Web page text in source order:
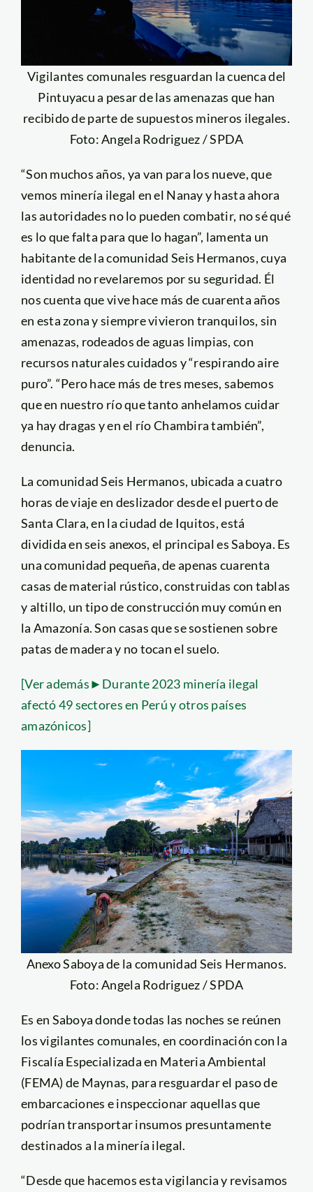
Vigilantes comunales resguardan la cuenca del
Pintuyacu a pesar de las amenazas que han
recibido de parte de supuestos mineros ilegales.
Foto: Angela Rodriguez / SPDA
“Son muchos años, ya van para los nueve, que
vemos minería ilegal en el Nanay y hasta ahora
las autoridades no lo pueden combatir, no sé qué
es lo que falta para que lo hagan”, lamenta un
habitante de la comunidad Seis Hermanos, cuya
identidad no revelaremos por su seguridad. Él
nos cuenta que vive hace más de cuarenta años
en esta zona y siempre vivieron tranquilos, sin
amenazas, rodeados de aguas limpias, con
recursos naturales cuidados y “respirando aire
puro”. “Pero hace más de tres meses, sabemos
que en nuestro río que tanto anhelamos cuidar
ya hay dragas y en el río Chambira también”,
denuncia.
La comunidad Seis Hermanos, ubicada a cuatro
horas de viaje en deslizador desde el puerto de
Santa Clara, en la ciudad de Iquitos, está
dividida en seis anexos, el principal es Saboya. Es
una comunidad pequeña, de apenas cuarenta
casas de material rústico, construidas con tablas
y altillo, un tipo de construcción muy común en
la Amazonía. Son casas que se sostienen sobre
patas de madera y no tocan el suelo.
[Ver además►Durante 2023 minería ilegal
afectó 49 sectores en Perú y otros países
amazónicos]
Anexo Saboya de la comunidad Seis Hermanos.
Foto: Angela Rodriguez / SPDA
Es en Saboya donde todas las noches se reúnen
los vigilantes comunales, en coordinación con la
Fiscalía Especializada en Materia Ambiental
(FEMA) de Maynas, para resguardar el paso de
embarcaciones e inspeccionar aquellas que
podrían transportar insumos presuntamente
destinados a la minería ilegal.
“Desde que hacemos esta vigilancia y revisamos